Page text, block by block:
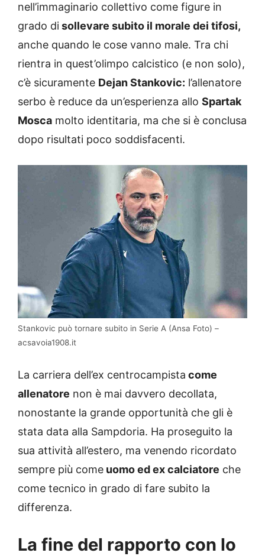
nell’immaginario collettivo come figure in
grado disollevare subito il morale dei tifosi,
anche quando le cose vanno male. Tra chi
rientra in quest’olimpo calcistico (e non solo),
c’è sicuramente Dejan Stankovic: l’allenatore
serbo è reduce da un’esperienza allo Spartak
Mosca molto identitaria, ma che si è conclusa
dopo risultati poco soddisfacenti.
Stankovic può tornare subito in Serie A (Ansa Foto) –
acsavoia1908.it
La carriera dell’ex centrocampista come
allenatore non è mai davvero decollata,
nonostante la grande opportunità che gli è
stata data alla Sampdoria. Ha proseguito la
sua attività all’estero, ma venendo ricordato
sempre più come uomo ed ex calciatore che
come tecnico in grado di fare subito la
differenza.
La fine del rapporto con lo